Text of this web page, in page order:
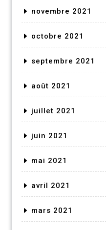
novembre 2021
octobre 2021
septembre 2021
août 2021
juillet 2021
juin 2021
mai 2021
avril 2021
mars 2021